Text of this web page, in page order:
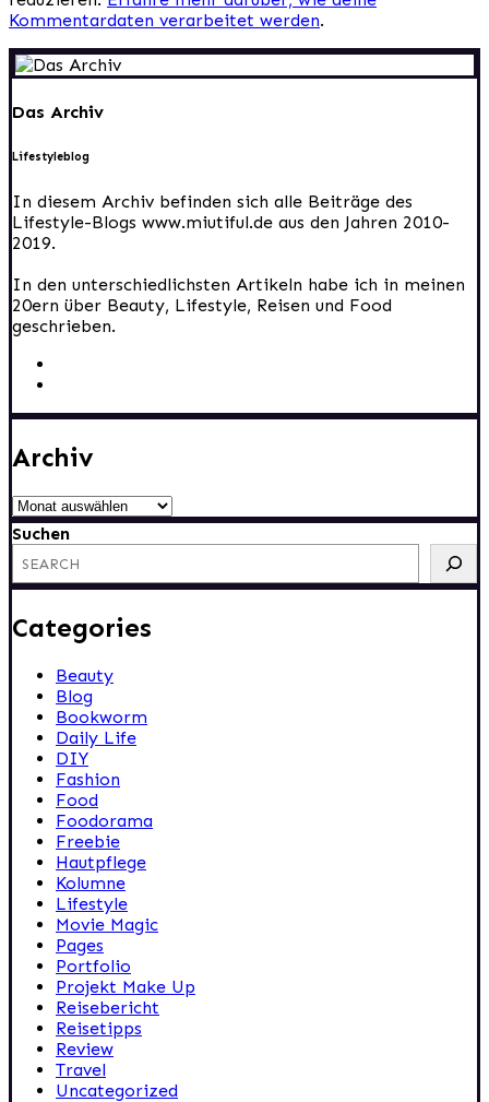
Kommentardaten verarbeitet werden.
Das Archiv
Lifestyleblog
In diesem Archiv befinden sich alle Beiträge des
Lifestyle-Blogs www.miutiful.de aus den Jahren 2010-
2019.
In den unterschiedlichsten Artikeln habe ich in meinen
20ern über Beauty, Lifestyle, Reisen und Food
geschrieben.
Archiv
Archiv
Suchen
Categories
Beauty
Blog
Bookworm
Daily Life
DIY
Fashion
Food
Foodorama
Freebie
Hautpflege
Kolumne
Lifestyle
Movie Magic
Pages
Portfolio
Projekt Make Up
Reisebericht
Reisetipps
Review
Travel
Uncategorized